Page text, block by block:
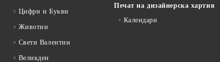
Цифри и Букви
Животни
Свети Валентин
Великден
Печат на дизайнерска хартия
Календари